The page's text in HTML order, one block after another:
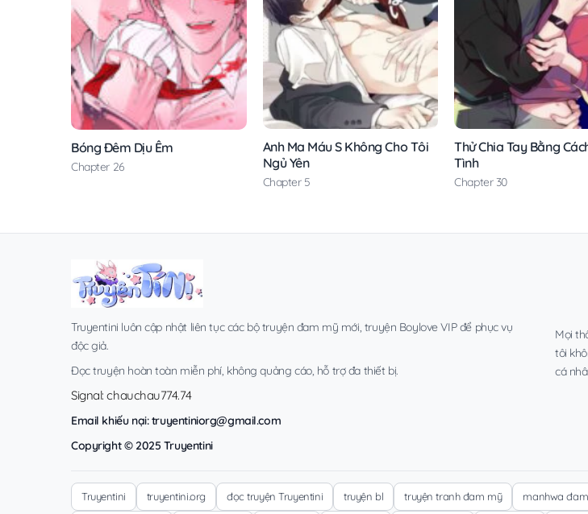
Bóng Đêm Dịu Êm
Chapter 26
Anh Ma Máu S Không Cho Tôi
Ngủ Yên
Chapter 5
Thử Chia Tay Bằng
Tình
Chapter 30
Truyentini luôn cập nhật liên tục các bộ truyện đam mỹ mới, truyện Boylove VIP để phục vụ
độc giả.
Đọc truyện hoàn toàn miễn phí, không quảng cáo, hỗ trợ đa thiết bị.
Signal: chauchau774.74
Email khiếu nại:truyentiniorg@gmail.com
Copyright © 2025 Truyentini
Mọi
tôi
cá
Truyentini truyentini.org đọc truyện Truyentini truyện bl truyện tranh đam mỹ manhwa